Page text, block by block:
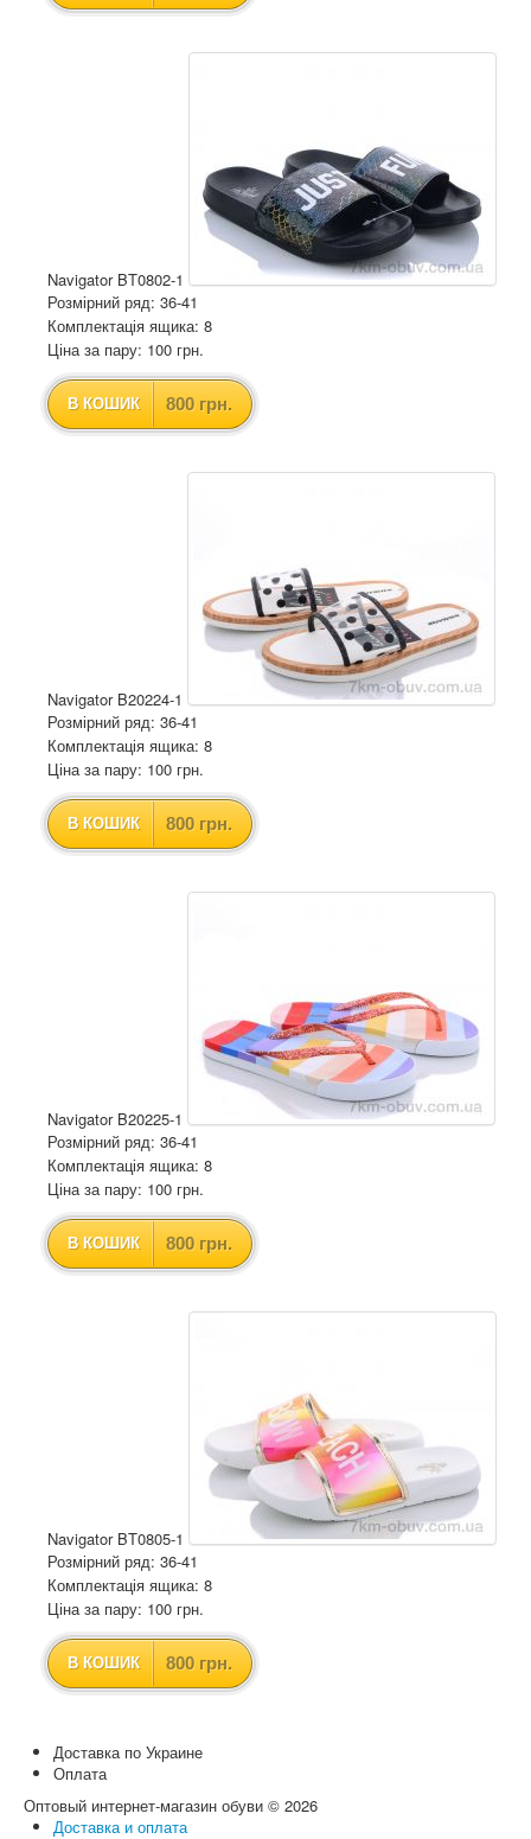
Navigator BT0802-1
Розмірний ряд: 36-41
Комплектація ящика: 8
Ціна за пару: 100 грн.
В КОШИК 800 грн.
Navigator B20224-1
Розмірний ряд: 36-41
Комплектація ящика: 8
Ціна за пару: 100 грн.
В КОШИК 800 грн.
Navigator B20225-1
Розмірний ряд: 36-41
Комплектація ящика: 8
Ціна за пару: 100 грн.
В КОШИК 800 грн.
Navigator BT0805-1
Розмірний ряд: 36-41
Комплектація ящика: 8
Ціна за пару: 100 грн.
В КОШИК 800 грн.
Доставка по Украине
Оплата
Оптовый интернет-магазин обуви © 2026
Доставка и оплата